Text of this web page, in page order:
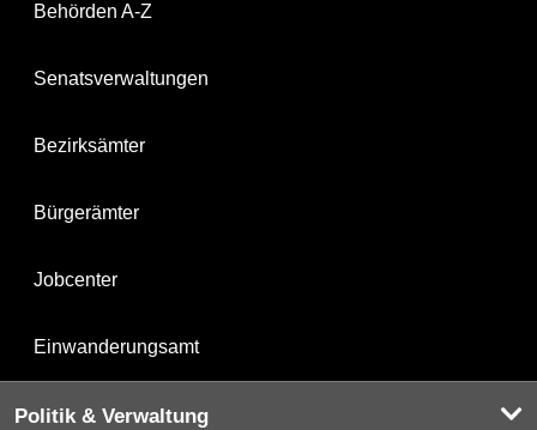
Behörden A-Z
Senatsverwaltungen
Bezirksämter
Bürgerämter
Jobcenter
Einwanderungsamt
Politik & Verwaltung